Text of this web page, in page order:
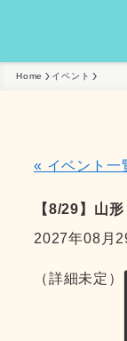
Home イベント
« イベント一
【8/29】山
2027年08月
（詳細未定）